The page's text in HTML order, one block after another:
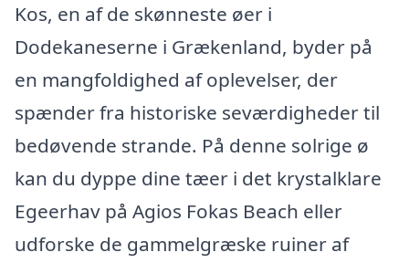
Kos, en af de skønneste øer i
Dodekaneserne i Grækenland, byder på
en mangfoldighed af oplevelser, der
spænder fra historiske seværdigheder til
bedøvende strande. På denne solrige ø
kan du dyppe dine tæer i det krystalklare
Egeerhav på Agios Fokas Beach eller
udforske de gammelgræske ruiner af